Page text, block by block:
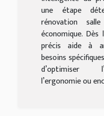
une étape
rénovation
économique.
précis aide à
besoins
d’optimiser
l’ergonomie ou